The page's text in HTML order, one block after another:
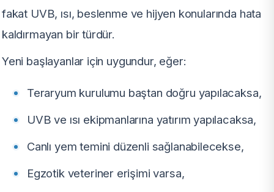
fakat UVB, ısı, beslenme ve hijyen konularında hata
kaldırmayan bir türdür.
Yeni başlayanlar için uygundur, eğer:
Teraryum kurulumu baştan doğru yapılacaksa,
UVB ve ısı ekipmanlarına yatırım yapılacaksa,
Canlı yem temini düzenli sağlanabilecekse,
Egzotik veteriner erişimi varsa,